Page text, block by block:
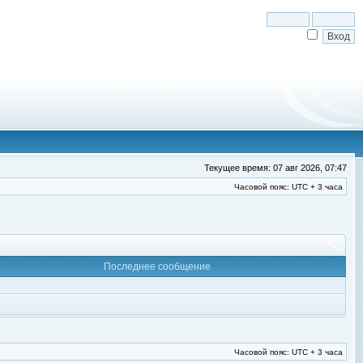
Текущее время: 07 авг 2026, 07:47
Часовой пояс: UTC + 3 часа
Последнее сообщение
Часовой пояс: UTC + 3 часа